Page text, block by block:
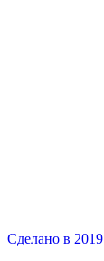
Сделано в 2019